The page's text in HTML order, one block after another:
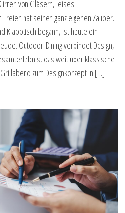
von Gläsern, leises
hat seinen ganz eigenen Zauber.
Klapptisch begann, ist heute ein
Outdoor-Dining verbindet Design,
das weit über klassische
zum Designkonzept In […]